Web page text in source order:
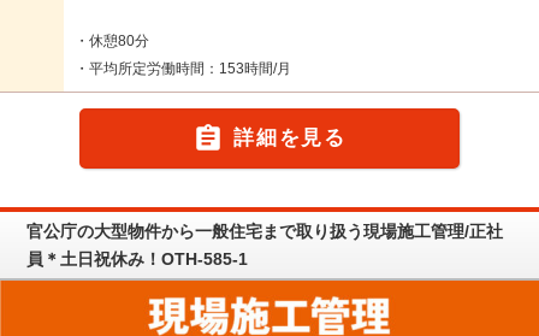
・休憩80分
・平均所定労働時間：153時間/月
 詳細を見る
官公庁の大型物件から一般住宅まで取り扱う現場施工管理/正社
員＊土日祝休み！OTH-585-1